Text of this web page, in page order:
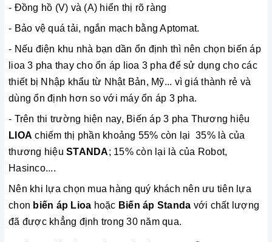
- Đồng hồ (V) và (A) hiển thị rõ ràng
- Bảo vệ quá tải, ngắn mạch bằng Aptomat.
- Nếu điện khu nhà bạn dần ổn định thì nên chọn biến áp
lioa 3 pha thay cho ổn áp lioa 3 pha để sử dụng cho các
thiết bị Nhập khẩu từ Nhật Bản, Mỹ... vì giá thành rẻ và
dùng ổn định hơn so với máy ổn áp 3 pha.
- Trên thi trường hiện nay, Biến áp 3 pha Thương hiệu
LIOA chiếm thị phần khoảng 55% còn lại 35% là của
thương hiệu STANDA; 15% còn lại là của Robot,
Hasinco....
Nên khi lựa chọn mua hàng quý khách nên ưu tiên lựa
chon biến áp Lioa hoặc Biến áp Standa với chất lượng
đã được khẳng định trong 30 năm qua.